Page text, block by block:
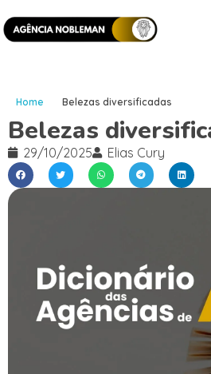
Home Belezas diversificadas
Belezas
29/10/2025 Elias Cury